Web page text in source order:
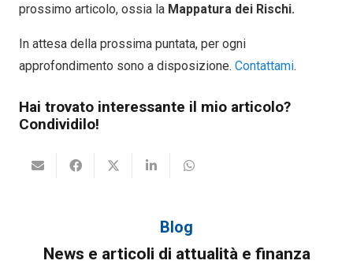
prossimo articolo, ossia la Mappatura dei Rischi.
In attesa della prossima puntata, per ogni
approfondimento sono a disposizione. Contattami.
Hai trovato interessante il mio articolo?
Condividilo!
Blog
News e articoli di attualità e finanza